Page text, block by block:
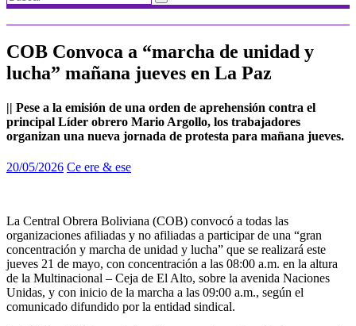
COB Convoca a “marcha de unidad y
lucha” mañana jueves en La Paz
|| Pese a la emisión de una orden de aprehensión contra el
principal Líder obrero Mario Argollo, los trabajadores
organizan una nueva jornada de protesta para mañana jueves.
20/05/2026 Ce ere & ese
La Central Obrera Boliviana (COB) convocó a todas las
organizaciones afiliadas y no afiliadas a participar de una “gran
concentración y marcha de unidad y lucha” que se realizará este
jueves 21 de mayo, con concentración a las 08:00 a.m. en la altura
de la Multinacional – Ceja de El Alto, sobre la avenida Naciones
Unidas, y con inicio de la marcha a las 09:00 a.m., según el
comunicado difundido por la entidad sindical.